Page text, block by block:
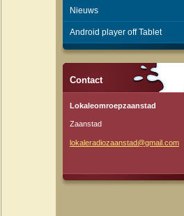
Nieuws
Android player off Tablet
Contact
Lokaleomroepzaanstad
Zaanstad
lokaleradiozaanstad@gmail.com